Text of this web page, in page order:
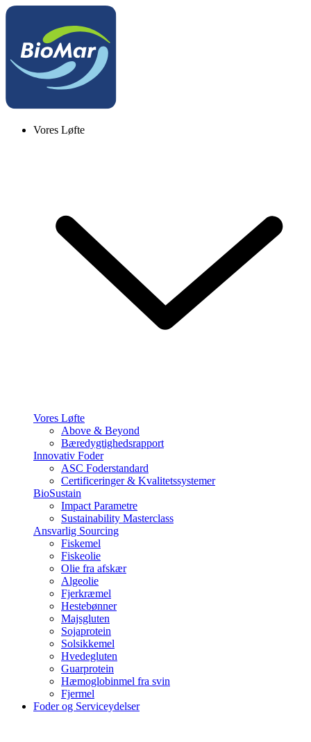
Vores Løfte
Vores Løfte
Above & Beyond
Bæredygtighedsrapport
Innovativ Foder
ASC Foderstandard
Certificeringer & Kvalitetssystemer
BioSustain
Impact Parametre
Sustainability Masterclass
Ansvarlig Sourcing
Fiskemel
Fiskeolie
Olie fra afskær
Algeolie
Fjerkræmel
Hestebønner
Majsgluten
Sojaprotein
Solsikkemel
Hvedegluten
Guarprotein
Hæmoglobinmel fra svin
Fjermel
Foder og Serviceydelser